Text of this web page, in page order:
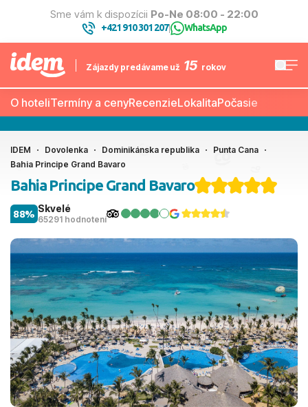
Sme vám k dispozícii Po-Ne 08:00 - 22:00
+421 910 301 207| WhatsApp
Zájazdy predávame už 15 rokov
O hoteliTermíny a cenyRecenzieLokalitaPočasie
IDEM Dovolenka Dominikánska republika
Punta Cana
Bahia Principe Grand Bavaro
Bahia Principe Grand Bavaro
Skvelé
65291 hodnotení
88%